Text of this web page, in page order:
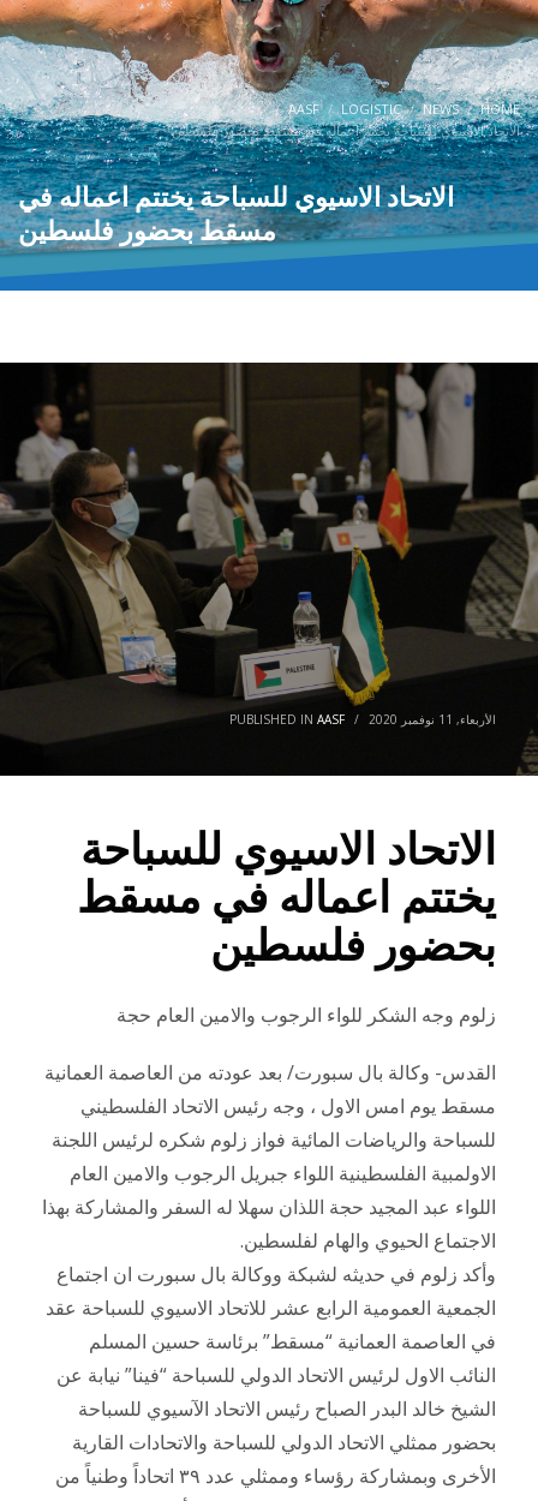
HOME
NEWS
LOGISTIC
AASF
الاتحاد الاسيوي للسباحة يختتم اعماله في مسقط بحضور فلسطين
الاتحاد الاسيوي للسباحة يختتم اعماله في
مسقط بحضور فلسطين
الأربعاء, 11 نوفمبر 2020 /
PUBLISHED IN AASF
الاتحاد الاسيوي للسباحة
يختتم اعماله في مسقط
بحضور فلسطين
زلوم وجه الشكر للواء الرجوب والامين العام حجة
القدس- وكالة بال سبورت/ بعد عودته من العاصمة العمانية
مسقط يوم امس الاول ، وجه رئيس الاتحاد الفلسطيني
للسباحة والرياضات المائية فواز زلوم شكره لرئيس اللجنة
الاولمبية الفلسطينية اللواء جبريل الرجوب والامين العام
اللواء عبد المجيد حجة اللذان سهلا له السفر والمشاركة بهذا
الاجتماع الحيوي والهام لفلسطين.
وأكد زلوم في حديثه لشبكة ووكالة بال سبورت ان اجتماع
الجمعية العمومية الرابع عشر للاتحاد الاسيوي للسباحة عقد
في العاصمة العمانية “مسقط” برئاسة حسين المسلم
النائب الاول لرئيس الاتحاد الدولي للسباحة “فينا” نيابة عن
الشيخ خالد البدر الصباح رئيس الاتحاد الآسيوي للسباحة
بحضور ممثلي الاتحاد الدولي للسباحة والاتحادات القارية
الأخرى وبمشاركة رؤساء وممثلي عدد ٣٩ اتحاداً وطنياً من